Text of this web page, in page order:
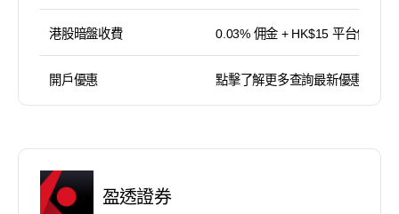
港股暗盤收費 0.03% 佣金 + HK$15 平台使用費
開戶優惠 點擊了解更多查詢最新優惠
盈透證券